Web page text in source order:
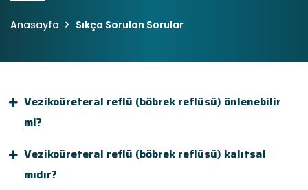
Anasayfa Sıkça Sorulan Sorular
Vezikoüreteral reflü (böbrek reflüsü) önlenebilir
mi?
Vezikoüreteral reflü (böbrek reflüsü) kalıtsal
mıdır?